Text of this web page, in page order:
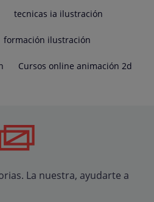
tecnicas ia ilustración
formación ilustración
Cursos online animación 2d
La nuestra, ayudarte a